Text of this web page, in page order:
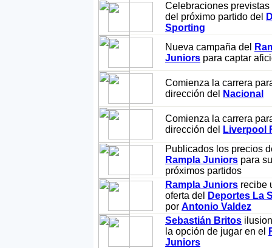
Celebraciones previstas
del próximo partido del
Sporting
Nueva campaña del
Juniors para captar
Comienza la carrera
dirección del
Nacional
Comienza la carrera
dirección del
Liverpool
Publicados los precios
Rampla Juniors para
próximos partidos
Rampla Juniors recibe
oferta del
Deportes La
por Antonio Valdez
Sebastián Britos
la opción de jugar en el
Juniors